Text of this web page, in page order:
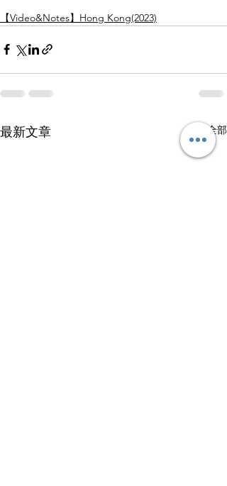
【Video&Notes】Hong Kong(2023)
最新文章 查看全部